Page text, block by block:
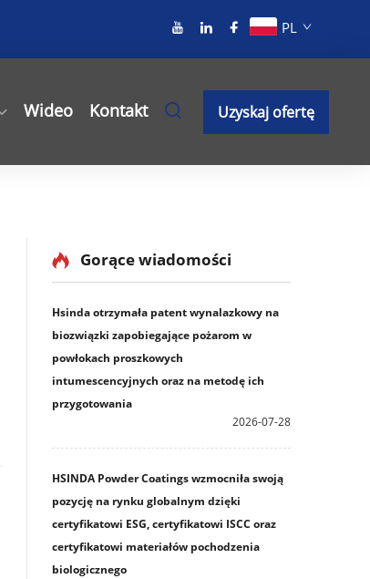
PL
Wideo Kontakt Uzyskaj ofertę
Gorące wiadomości
Hsinda otrzymała patent wynalazkowy na
biozwiązki zapobiegające pożarom w
powłokach proszkowych
intumescencyjnych oraz na metodę ich
przygotowania
2026-07-28
HSINDA Powder Coatings wzmocniła swoją
pozycję na rynku globalnym dzięki
certyfikatowi ESG, certyfikatowi ISCC oraz
certyfikatowi materiałów pochodzenia
biologicznego